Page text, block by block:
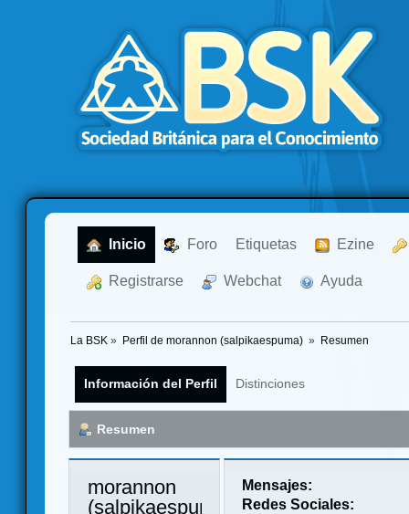
Inicio Foro Etiquetas Ezine
Registrarse Webchat Ayuda
La BSK » Perfil de morannon (salpikaespuma) » Resumen
Información del Perfil Distinciones
Resumen
morannon
Mensajes:
Redes Sociales: